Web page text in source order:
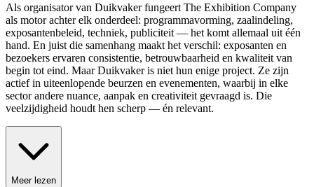
Als organisator van Duikvaker fungeert The Exhibition Company
als motor achter elk onderdeel: programmavorming, zaalindeling,
exposantenbeleid, techniek, publiciteit — het komt allemaal uit één
hand. En juist die samenhang maakt het verschil: exposanten en
bezoekers ervaren consistentie, betrouwbaarheid en kwaliteit van
begin tot eind. Maar Duikvaker is niet hun enige project. Ze zijn
actief in uiteenlopende beurzen en evenementen, waarbij in elke
sector andere nuance, aanpak en creativiteit gevraagd is. Die
veelzijdigheid houdt hen scherp — én relevant.
Meer lezen